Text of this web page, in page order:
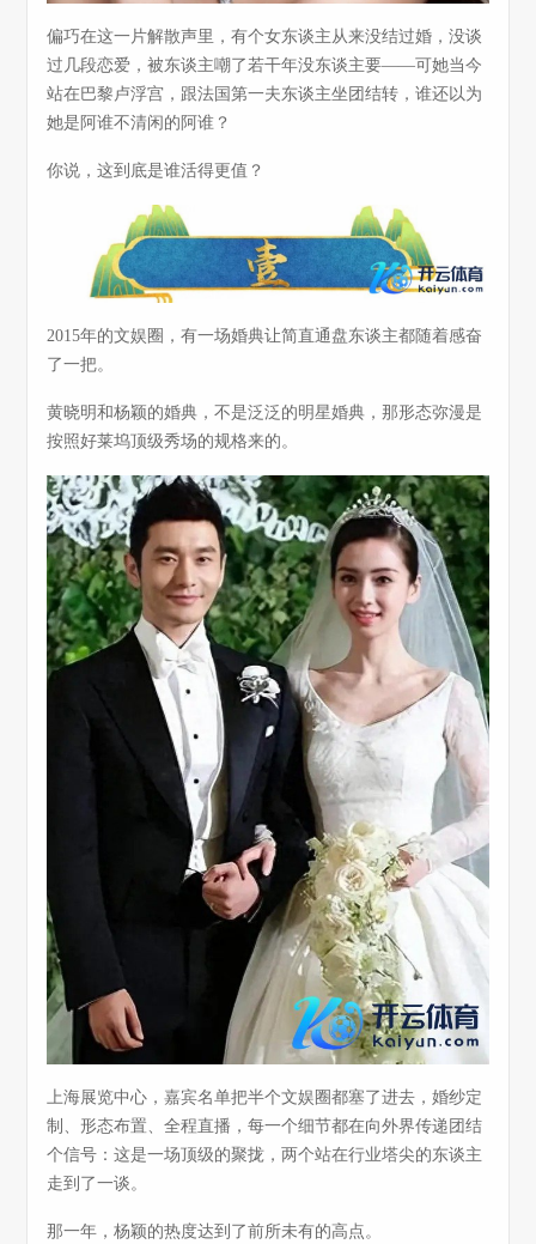
偏巧在这一片解散声里，有个女东谈主从来没结过婚，没谈
过几段恋爱，被东谈主嘲了若干年没东谈主要——可她当今
站在巴黎卢浮宫，跟法国第一夫东谈主坐团结转，谁还以为
她是阿谁不清闲的阿谁？
你说，这到底是谁活得更值？
2015年的文娱圈，有一场婚典让简直通盘东谈主都随着感奋
了一把。
黄晓明和杨颖的婚典，不是泛泛的明星婚典，那形态弥漫是
按照好莱坞顶级秀场的规格来的。
上海展览中心，嘉宾名单把半个文娱圈都塞了进去，婚纱定
制、形态布置、全程直播，每一个细节都在向外界传递团结
个信号：这是一场顶级的聚拢，两个站在行业塔尖的东谈主
走到了一谈。
那一年，杨颖的热度达到了前所未有的高点。